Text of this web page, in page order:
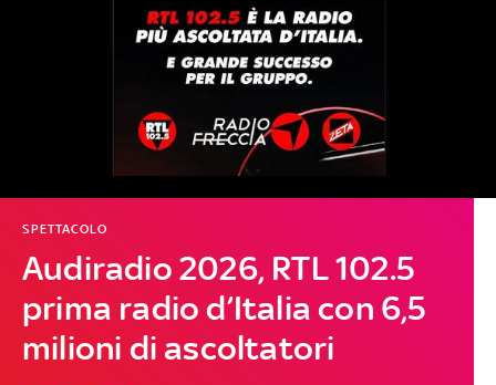
Audiradio 2026, RTL 102.5
prima radio d’Italia con 6,5
milioni di ascoltatori
SPETTACOLO